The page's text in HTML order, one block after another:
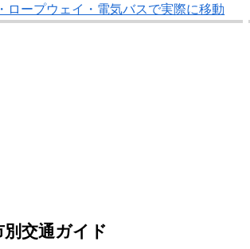
ロープウェイ・電気バスで実際に移動
別交通ガイド